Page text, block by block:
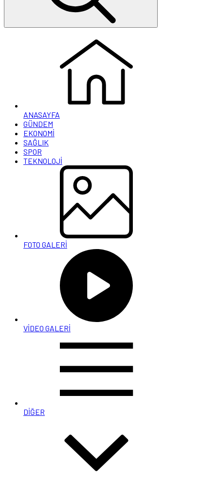
ANASAYFA
GÜNDEM
EKONOMİ
SAĞLIK
SPOR
TEKNOLOJİ
FOTO GALERİ
VİDEO GALERİ
DİĞER